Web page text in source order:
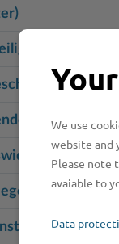
an einem
Bauakten
bei
We use
website and
Please note
avaiable to
Data